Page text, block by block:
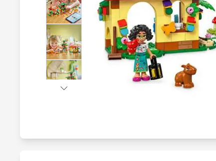
Hayvan Figürler
Çeşitli Figürler
Koleksiyon Figürler
Elektronik Ürünler
Nerf
Silahlar
Silah Setleri
Kılıç Setleri
Ok Setleri